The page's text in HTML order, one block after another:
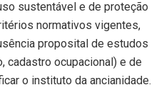
sustentável e de proteção
normativos vigentes,
proposital de estudos
cadastro ocupacional) e de
o instituto da ancianidade.